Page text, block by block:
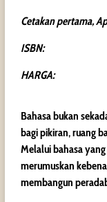
Cetakan pertama,
ISBN:
HARGA:
Bahasa bukan
bagi pikiran, ruang
Melalui bahasa
merumuskan
membangun